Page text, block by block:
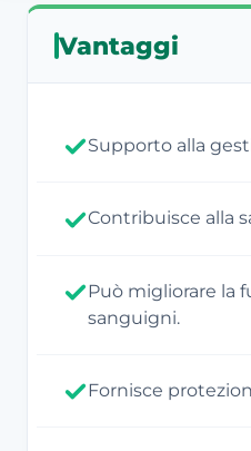
Vantaggi
Supporto alla
Contribuisce alla
Può migliorare la
sanguigni.
Fornisce